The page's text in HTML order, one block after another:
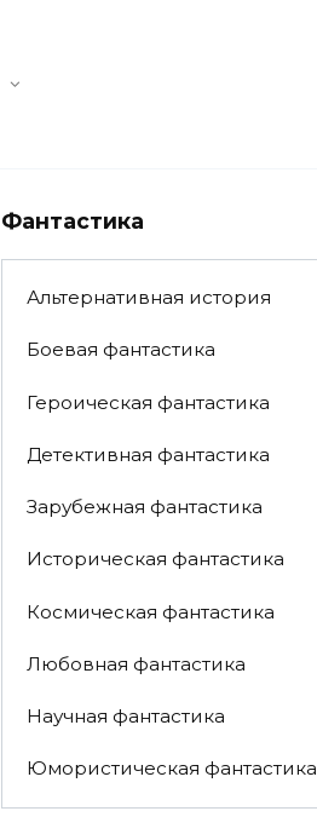
Фантастика
Альтернативная история
Боевая фантастика
Героическая фантастика
Детективная фантастика
Зарубежная фантастика
Историческая фантастика
Космическая фантастика
Любовная фантастика
Научная фантастика
Юмористическая фантастика